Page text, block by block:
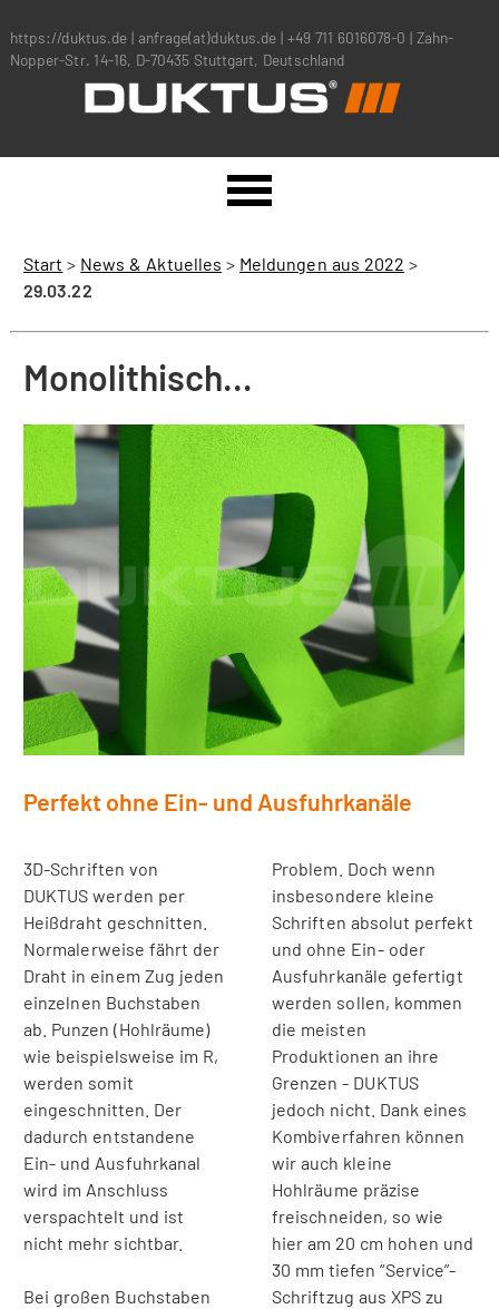
https://duktus.de | anfrage(at)duktus.de | +49 711 6016078-0 | Zahn-
Nopper-Str. 14-16, D-70435 Stuttgart, Deutschland
Start > News & Aktuelles > Meldungen aus 2022 >
29.03.22
Monolithisch…
Perfekt ohne Ein- und Ausfuhrkanäle
3D-Schriften von
DUKTUS werden per
Heißdraht geschnitten.
Normalerweise fährt der
Draht in einem Zug jeden
einzelnen Buchstaben
ab. Punzen (Hohlräume)
wie beispielsweise im R,
werden somit
eingeschnitten. Der
dadurch entstandene
Ein- und Ausfuhrkanal
wird im Anschluss
verspachtelt und ist
nicht mehr sichtbar.
Bei großen Buchstaben
Problem. Doch wenn
insbesondere kleine
Schriften absolut perfekt
und ohne Ein- oder
Ausfuhrkanäle gefertigt
werden sollen, kommen
die meisten
Produktionen an ihre
Grenzen - DUKTUS
jedoch nicht. Dank eines
Kombiverfahren können
wir auch kleine
Hohlräume präzise
freischneiden, so wie
hier am 20 cm hohen und
30 mm tiefen “Service”-
Schriftzug aus XPS zu